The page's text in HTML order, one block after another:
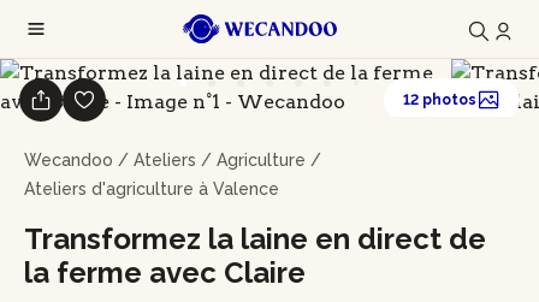
Wecandoo / Ateliers / Agriculture /
Ateliers d'agriculture à Valence
Transformez la laine en direct de
la ferme avec Claire
12 photos